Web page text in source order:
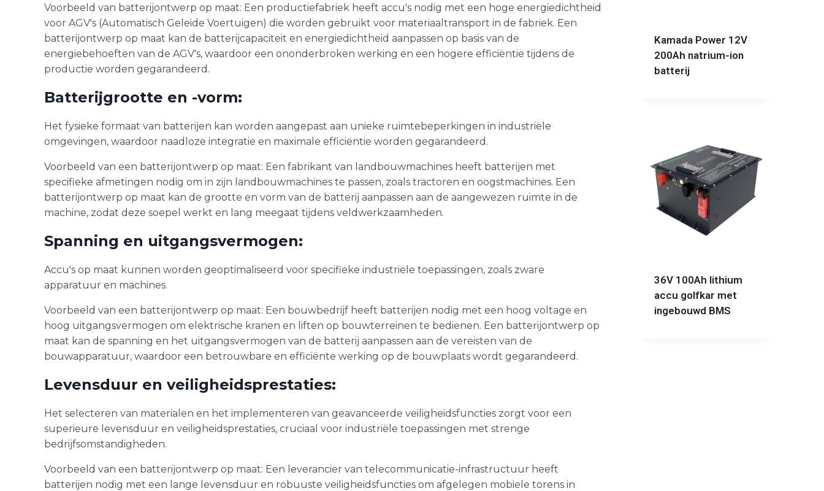
Voorbeeld van batterijontwerp op maat: Een productiefabriek heeft accu's nodig met een hoge energiedichtheid
voor AGV's (Automatisch Geleide Voertuigen) die worden gebruikt voor materiaaltransport in de fabriek. Een
batterijontwerp op maat kan de batterijcapaciteit en energiedichtheid aanpassen op basis van de
energiebehoeften van de AGV's, waardoor een ononderbroken werking en een hogere efficiëntie tijdens de
productie worden gegarandeerd.
Batterijgrootte en -vorm:
Het fysieke formaat van batterijen kan worden aangepast aan unieke ruimtebeperkingen in industriële
omgevingen, waardoor naadloze integratie en maximale efficiëntie worden gegarandeerd.
Voorbeeld van een batterijontwerp op maat: Een fabrikant van landbouwmachines heeft batterijen met
specifieke afmetingen nodig om in zijn landbouwmachines te passen, zoals tractoren en oogstmachines. Een
batterijontwerp op maat kan de grootte en vorm van de batterij aanpassen aan de aangewezen ruimte in de
machine, zodat deze soepel werkt en lang meegaat tijdens veldwerkzaamheden.
Spanning en uitgangsvermogen:
Accu's op maat kunnen worden geoptimaliseerd voor specifieke industriële toepassingen, zoals zware
apparatuur en machines.
Voorbeeld van een batterijontwerp op maat: Een bouwbedrijf heeft batterijen nodig met een hoog voltage en
hoog uitgangsvermogen om elektrische kranen en liften op bouwterreinen te bedienen. Een batterijontwerp op
maat kan de spanning en het uitgangsvermogen van de batterij aanpassen aan de vereisten van de
bouwapparatuur, waardoor een betrouwbare en efficiënte werking op de bouwplaats wordt gegarandeerd.
Levensduur en veiligheidsprestaties:
Het selecteren van materialen en het implementeren van geavanceerde veiligheidsfuncties zorgt voor een
superieure levensduur en veiligheidsprestaties, cruciaal voor industriële toepassingen met strenge
bedrijfsomstandigheden.
Voorbeeld van een batterijontwerp op maat: Een leverancier van telecommunicatie-infrastructuur heeft
batterijen nodig met een lange levensduur en robuuste veiligheidsfuncties om afgelegen mobiele torens in
Kamada Power 12V
200Ah natrium-ion
batterij
36V 100Ah lithium
accu golfkar met
ingebouwd BMS